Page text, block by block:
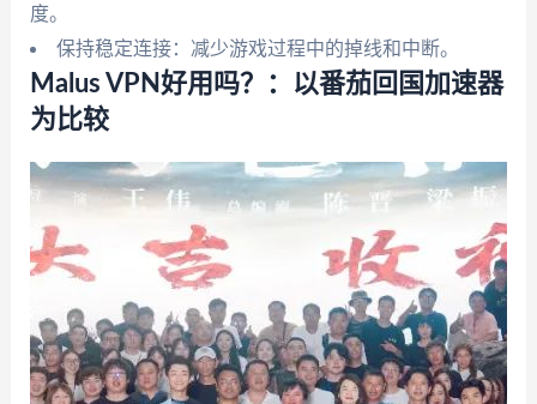
度。
保持稳定连接：减少游戏过程中的掉线和中断。
Malus VPN好用吗？：以番茄回国加速器
为比较